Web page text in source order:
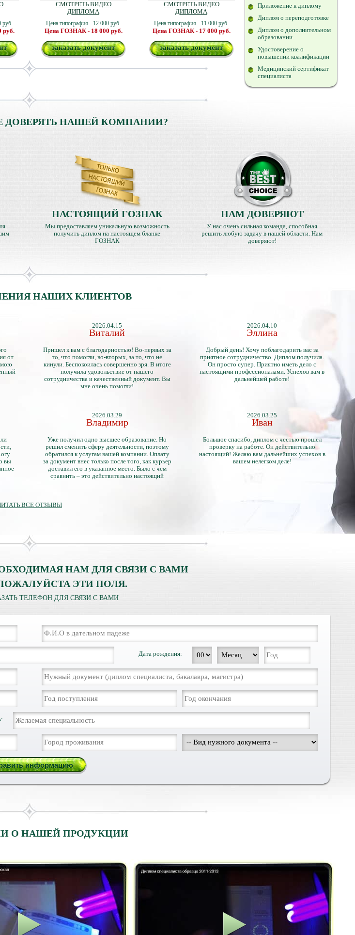
руб.
руб.
СМОТРЕТЬ ВИДЕО
ДИПЛОМА
Цена типография - 12 000 руб.
Цена ГОЗНАК - 18 000 руб.
заказать документ
СМОТРЕТЬ ВИДЕО
ДИПЛОМА
Цена типография - 11 000 руб.
Цена ГОЗНАК - 17 000 руб.
заказать документ
Приложение к диплому
Диплом о переподготовке
Диплом о дополнительном
образовании
Удостоверение о
повышении квалификации
Медицинский сертификат
специалиста
НАШЕЙ КОМПАНИИ?
НАСТОЯЩИЙ ГОЗНАК
Мы предоставляем уникальную возможность
получить диплом на настоящем бланке
ГОЗНАК
НАМ ДОВЕРЯЮТ
У нас очень сильная команда, способная
решить любую задачу в нашей области. Нам
доверяют!
НАШИХ КЛИЕНТОВ
от
мою
2026.04.15
Виталий
Пришел к вам с благодарностью! Во-первых за
то, что помогли, во-вторых, за то, что не
кинули. Беспокоилась совершенно зря. В итоге
получила удовольствие от нашего
сотрудничества и качественный документ. Вы
мне очень помогли!
2026.04.10
Эллина
Добрый день! Хочу поблагодарить вас за
приятное сотрудничество. Диплом получила.
Он просто супер. Приятно иметь дело с
настоящими профессионалами. Успехов вам в
дальнейшей работе!
вы
2026.03.29
Владимир
Уже получил одно высшее образование. Но
решил сменить сферу деятельности, поэтому
обратился к услугам вашей компании. Оплату
за документ внес только после того, как курьер
доставил его в указанное место. Было с чем
сравнить – это действительно настоящий
2026.03.25
Иван
Большое спасибо, диплом с честью прошел
проверку на работе. Он действительно
настоящий! Желаю вам дальнейших успехов в
вашем нелегком деле!
ВСЕ ОТЗЫВЫ
НАМ ДЛЯ СВЯЗИ С ВАМИ
ЭТИ ПОЛЯ.
ТЕЛЕФОН ДЛЯ СВЯЗИ С ВАМИ
Дата рождения:
О НАШЕЙ ПРОДУКЦИИ